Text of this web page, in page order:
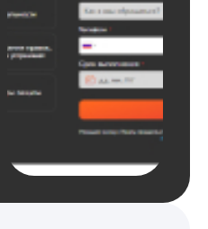
оформил и провел
подробное
экспериментов,
которые сам же и
провел. Спасибо
содействие, буду и
дальше заказывать
работы здесь.